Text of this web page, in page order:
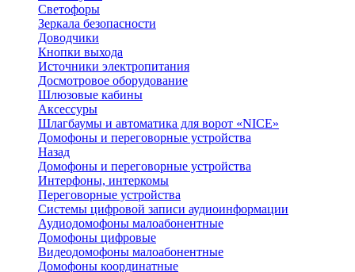
Светофоры
Зеркала безопасности
Доводчики
Кнопки выхода
Источники электропитания
Досмотровое оборудование
Шлюзовые кабины
Аксессуры
Шлагбаумы и автоматика для ворот «NICE»
Домофоны и переговорные устройства
Назад
Домофоны и переговорные устройства
Интерфоны, интеркомы
Переговорные устройства
Системы цифровой записи аудиоинформации
Аудиодомофоны малоабонентные
Домофоны цифровые
Видеодомофоны малоабонентные
Домофоны координатные